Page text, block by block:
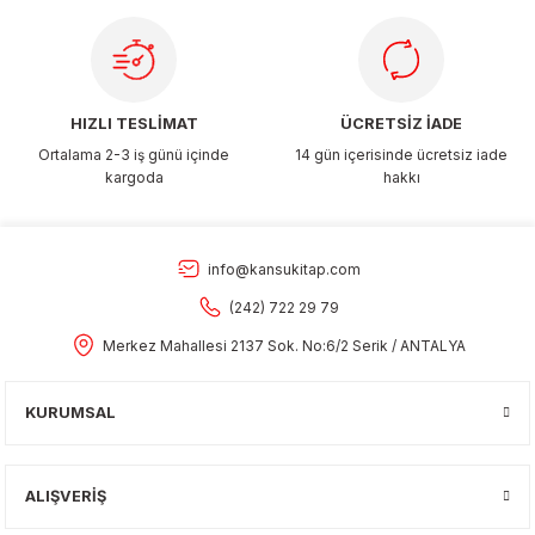
HIZLI TESLİMAT
Ortalama 2-3 iş günü içinde
kargoda
ÜCRETSİZ İADE
14 gün içerisinde ücretsiz iade
hakkı
info@kansukitap.com
(242) 722 29 79
Merkez Mahallesi 2137 Sok. No:6/2 Serik / ANTALYA
KURUMSAL
ALIŞVERİŞ